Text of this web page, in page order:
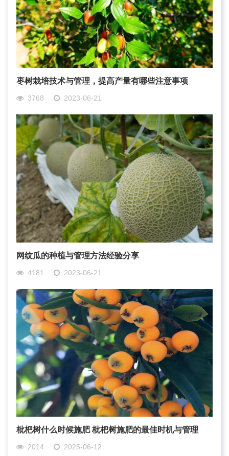
枣树栽培技术与管理，提高产量有哪些注意事项
3768 2023-06-21
网纹瓜的种植与管理方法经验分享
4181 2023-06-21
枇杷树什么时候施肥 枇杷树施肥的最佳时机与管理
2014 2025-06-12